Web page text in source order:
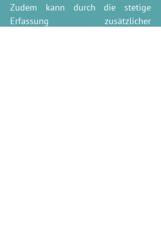
Zudem kann durch die stetige
Erfassung zusätzlicher